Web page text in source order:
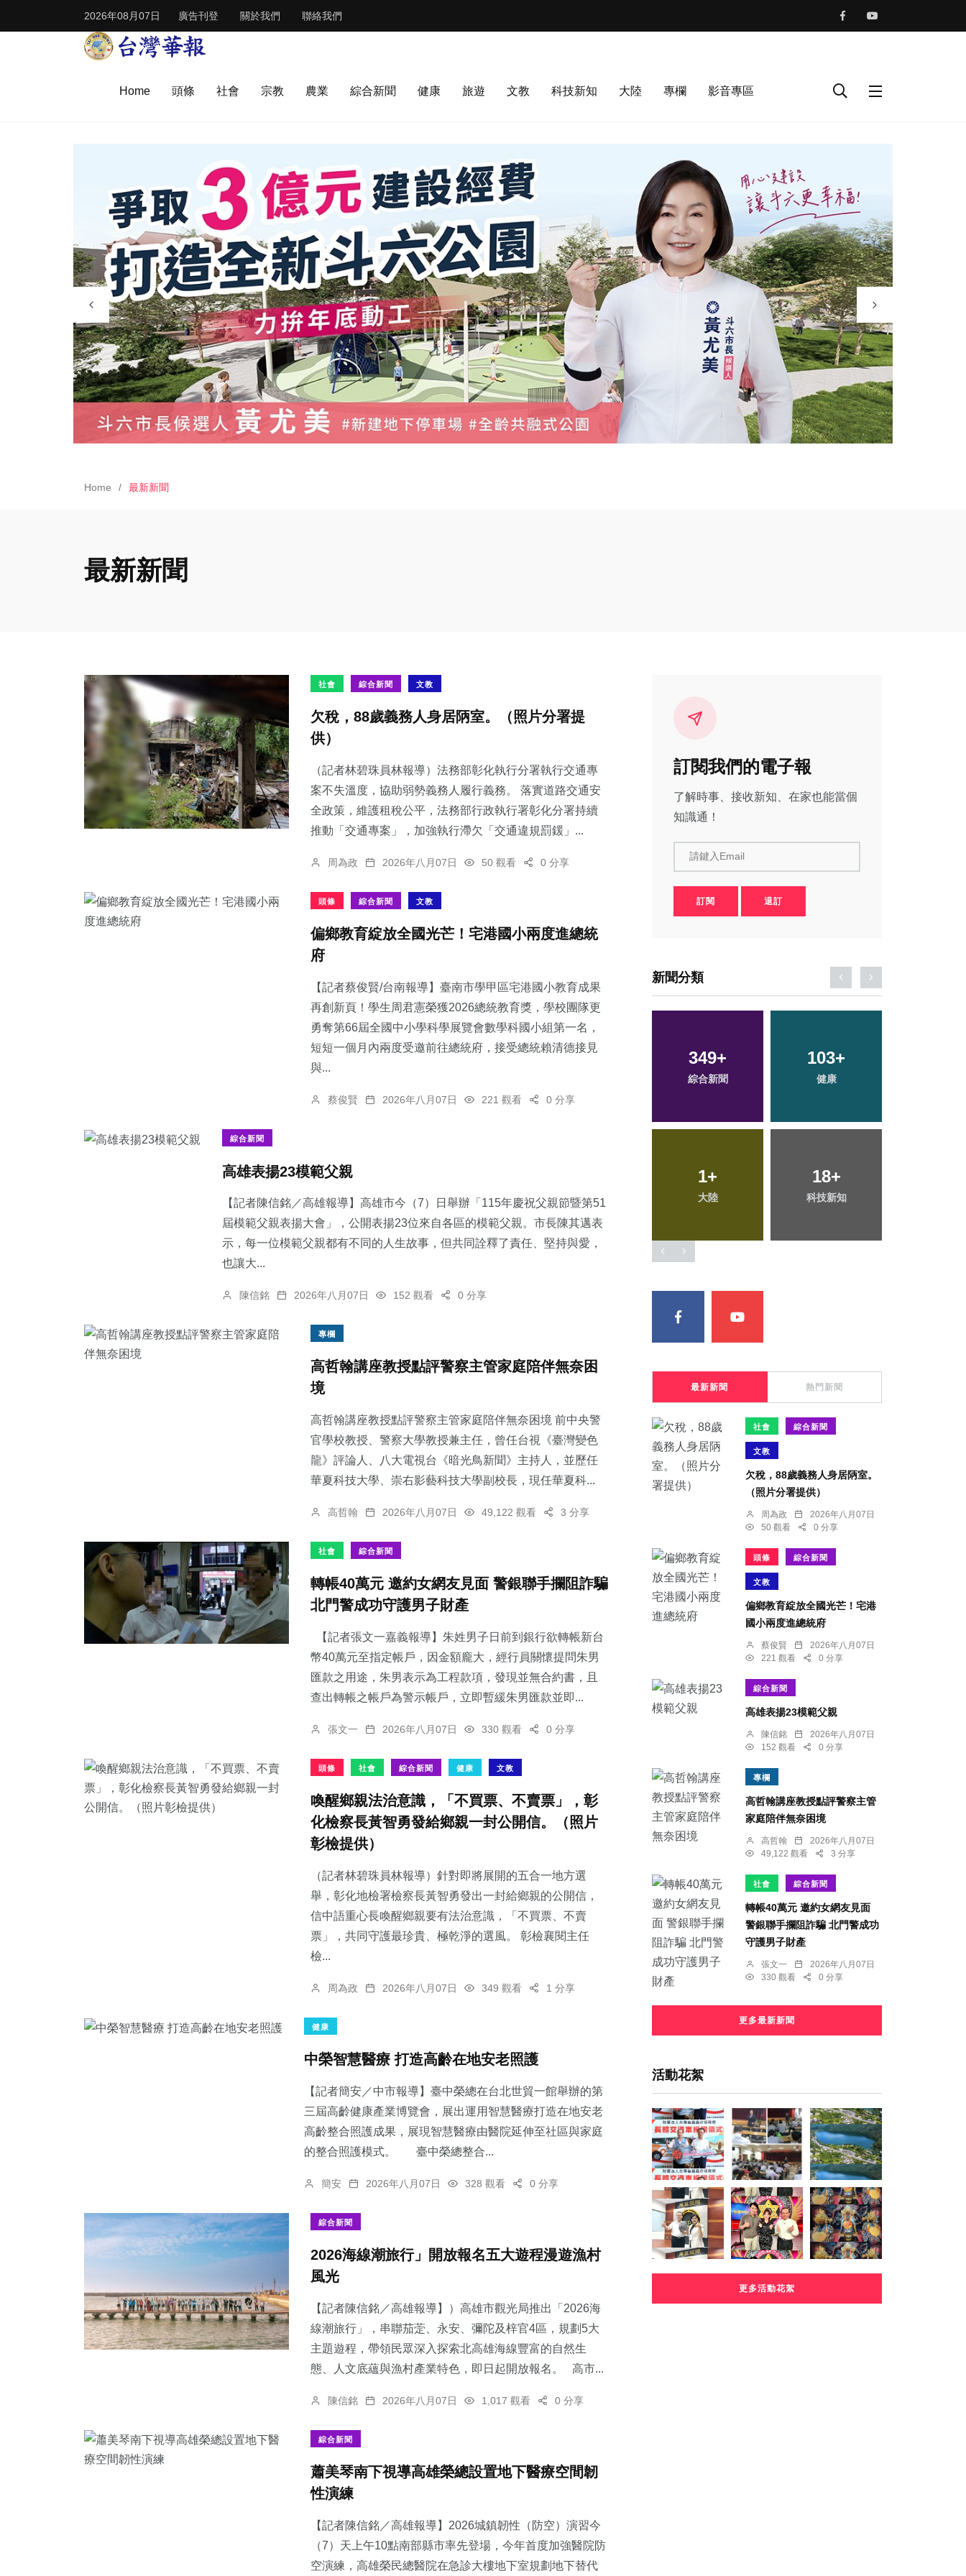
2026年08月07日 廣告刊登 關於我們 聯絡我們
Home 頭條 社會 宗教 農業 綜合新聞 健康 旅遊 文教 科技新知 大陸 專欄 影音專區
Home 最新新聞
最新新聞
社會 綜合新聞 文教
欠稅，88歲義務人身居陃室。（照片分署提
供）
（記者林碧珠員林報導）法務部彰化執行分署執行交通專
案不失溫度，協助弱勢義務人履行義務。 落實道路交通安
全政策，維護租稅公平，法務部行政執行署彰化分署持續
推動「交通專案」，加強執行滯欠「交通違規罰鍰」...
周為政 2026年八月07日 50 觀看 0 分享
頭條 綜合新聞 文教
偏鄉教育綻放全國光芒！宅港國小兩度進總統
府
【記者蔡俊賢/台南報導】臺南市學甲區宅港國小教育成果
再創新頁！學生周君憲榮獲2026總統教育獎，學校團隊更
勇奪第66屆全國中小學科學展覽會數學科國小組第一名，
短短一個月內兩度受邀前往總統府，接受總統賴清德接見
與...
蔡俊賢 2026年八月07日 221 觀看 0 分享
綜合新聞
​高雄表揚23模範父親
【記者陳信銘／高雄報導】高雄市今（7）日舉辦「115年慶祝父親節暨第51
屆模範父親表揚大會」，公開表揚23位來自各區的模範父親。市長陳其邁表
示，每一位模範父親都有不同的人生故事，但共同詮釋了責任、堅持與愛，
也讓大...
陳信銘 2026年八月07日 152 觀看 0 分享
專欄
高哲翰講座教授點評警察主管家庭陪伴無奈困
境
高哲翰講座教授點評警察主管家庭陪伴無奈困境 前中央警
官學校教授、警察大學教授兼主任，曾任台視《臺灣變色
龍》評論人、八大電視台《暗光鳥新聞》主持人，並歷任
華夏科技大學、崇右影藝科技大學副校長，現任華夏科...
高哲翰 2026年八月07日 49,122 觀看 3 分享
社會 綜合新聞
轉帳40萬元 邀約女網友見面 警銀聯手攔阻詐騙
北門警成功守護男子財產
【記者張文一嘉義報導】朱姓男子日前到銀行欲轉帳新台
幣40萬元至指定帳戶，因金額龐大，經行員關懷提問朱男
匯款之用途，朱男表示為工程款項，發現並無合約書，且
查出轉帳之帳戶為警示帳戶，立即暫緩朱男匯款並即...
張文一 2026年八月07日 330 觀看 0 分享
頭條 社會 綜合新聞 健康 文教
喚醒鄉親法治意識，「不買票、不賣票」，彰
化檢察長黃智勇發給鄉親一封公開信。（照片
彰檢提供）
（記者林碧珠員林報導）針對即將展開的五合一地方選
舉，彰化地檢署檢察長黃智勇發出一封給鄉親的公開信，
信中語重心長喚醒鄉親要有法治意識，「不買票、不賣
票」，共同守護最珍貴、極乾淨的選風。 彰檢襄閱主任
檢...
周為政 2026年八月07日 349 觀看 1 分享
健康
中榮智慧醫療 打造高齡在地安老照護
【記者簡安／中市報導】臺中榮總在台北世貿一館舉辦的第
三屆高齡健康產業博覽會，展出運用智慧醫療打造在地安老
高齡整合照護成果，展現智慧醫療由醫院延伸至社區與家庭
的整合照護模式。 臺中榮總整合...
簡安 2026年八月07日 328 觀看 0 分享
綜合新聞
2026海線潮旅行」開放報名五大遊程漫遊漁村
風光
【記者陳信銘／高雄報導】）高雄市觀光局推出「2026海
線潮旅行」，串聯茄萣、永安、彌陀及梓官4區，規劃5大
主題遊程，帶領民眾深入探索北高雄海線豐富的自然生
態、人文底蘊與漁村產業特色，即日起開放報名。 高市...
陳信銘 2026年八月07日 1,017 觀看 0 分享
綜合新聞
蕭美琴南下視導高雄榮總設置地下醫療空間韌
性演練
【記者陳信銘／高雄報導】2026城鎮韌性（防空）演習今
（7）天上午10點南部縣市率先登場，今年首度加強醫院防
空演練，高雄榮民總醫院在急診大樓地下室規劃地下替代
訂閱我們的電子報
了解時事、接收新知、在家也能當個
知識通！
請鍵入Email
訂閱 退訂
新聞分類
88 +
216+
社會
349+
綜合新聞
103+
健康
1+
大陸
18+
科技新知
36+
農業
113+
文教
27+
頭條
63+
專欄
最新新聞 熱門新聞
社會 綜合新聞
文教
欠稅，88歲義務人身居陃室。
（照片分署提供）
周為政
2026年八月07日
50 觀看
0 分享
頭條 綜合新聞
文教
偏鄉教育綻放全國光芒！宅港
國小兩度進總統府
蔡俊賢
2026年八月07日
221 觀看
0 分享
綜合新聞
​高雄表揚23模範父親
陳信銘
2026年八月07日
152 觀看
0 分享
專欄
高哲翰講座教授點評警察主管
家庭陪伴無奈困境
高哲翰
2026年八月07日
49,122 觀看
3 分享
社會 綜合新聞
轉帳40萬元 邀約女網友見面
警銀聯手攔阻詐騙 北門警成功
守護男子財產
張文一
2026年八月07日
330 觀看
0 分享
更多最新新聞
活動花絮
更多活動花絮